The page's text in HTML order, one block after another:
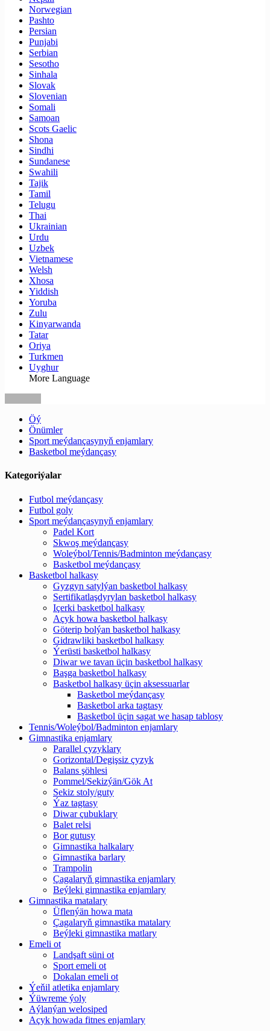
Norwegian
Pashto
Persian
Punjabi
Serbian
Sesotho
Sinhala
Slovak
Slovenian
Somali
Samoan
Scots Gaelic
Shona
Sindhi
Sundanese
Swahili
Tajik
Tamil
Telugu
Thai
Ukrainian
Urdu
Uzbek
Vietnamese
Welsh
Xhosa
Yiddish
Yoruba
Zulu
Kinyarwanda
Tatar
Oriya
Turkmen
Uyghur
More Language
Öý
Önümler
Sport meýdançasynyň enjamlary
Basketbol meýdançasy
Kategoriýalar
Futbol meýdançasy
Futbol goly
Sport meýdançasynyň enjamlary
Padel Kort
Skwoş meýdançasy
Woleýbol/Tennis/Badminton meýdançasy
Basketbol meýdançasy
Basketbol halkasy
Gyzgyn satylýan basketbol halkasy
Sertifikatlaşdyrylan basketbol halkasy
Içerki basketbol halkasy
Açyk howa basketbol halkasy
Göterip bolýan basketbol halkasy
Gidrawliki basketbol halkasy
Ýerüsti basketbol halkasy
Diwar we tavan üçin basketbol halkasy
Başga basketbol halkasy
Basketbol halkasy üçin aksessuarlar
Basketbol meýdançasy
Basketbol arka tagtasy
Basketbol üçin sagat we hasap tablosy
Tennis/Woleýbol/Badminton enjamlary
Gimnastika enjamlary
Parallel çyzyklary
Gorizontal/Degişsiz çyzyk
Balans şöhlesi
Pommel/Sekizýän/Gök At
Sekiz stoly/guty
Ýaz tagtasy
Diwar çubuklary
Balet relsi
Bor gutusy
Gimnastika halkalary
Gimnastika barlary
Trampolin
Çagalaryň gimnastika enjamlary
Beýleki gimnastika enjamlary
Gimnastika matalary
Üflenýän howa mata
Çagalaryň gimnastika matalary
Beýleki gimnastika matlary
Emeli ot
Landşaft süni ot
Sport emeli ot
Dokalan emeli ot
Ýeňil atletika enjamlary
Ýüwreme ýoly
Aýlanýan welosiped
Açyk howada fitnes enjamlary